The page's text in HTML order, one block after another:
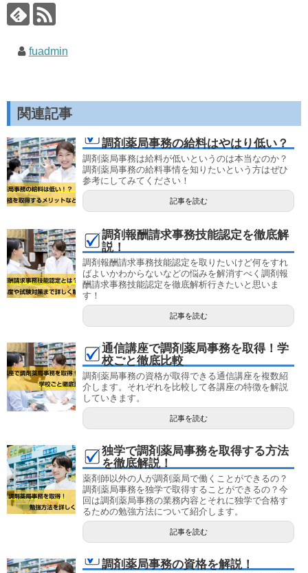
fuadmin
関連記事
調剤薬局事務の給料はやはり低い？
調剤薬局事務は給料が低いというのは本当なのか？
調剤薬局事務の給料事情を知りたいという方はぜひ
参考にしてみてください！
記事を読む
調剤報酬請求事務技能認定を徹底解
説！
調剤報酬請求事務技能認定を取りたいけど何をすれ
ばよいかわからないなどの悩みを解消すべく調剤報
酬請求事務技能認定を徹底解析行きたいと思いま
す！
記事を読む
通信講座で調剤薬局事務を取得！学
校ごと徹底比較
調剤薬局事務の資格が取得できる通信講座を複数紹
介します。それぞれを比較して各講座の特徴を解説
していきます。
記事を読む
独学で調剤薬局事務を取得する方法
を徹底解説！
薬剤師以外の人が調剤薬局で働くことができるの？
調剤薬局事務を独学で取得することができるの？今
回は調剤薬局事務の業務内容とそれに独学で合格す
るための勉強方法について紹介します。
記事を読む
調剤薬局事務の資格を解説！